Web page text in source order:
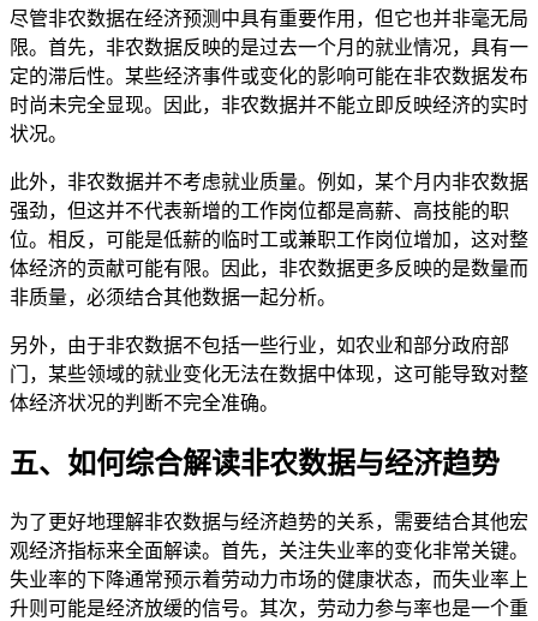
尽管非农数据在经济预测中具有重要作用，但它也并非毫无局
限。首先，非农数据反映的是过去一个月的就业情况，具有一
定的滞后性。某些经济事件或变化的影响可能在非农数据发布
时尚未完全显现。因此，非农数据并不能立即反映经济的实时
状况。
此外，非农数据并不考虑就业质量。例如，某个月内非农数据
强劲，但这并不代表新增的工作岗位都是高薪、高技能的职
位。相反，可能是低薪的临时工或兼职工作岗位增加，这对整
体经济的贡献可能有限。因此，非农数据更多反映的是数量而
非质量，必须结合其他数据一起分析。
另外，由于非农数据不包括一些行业，如农业和部分政府部
门，某些领域的就业变化无法在数据中体现，这可能导致对整
体经济状况的判断不完全准确。
五、如何综合解读非农数据与经济趋势
为了更好地理解非农数据与经济趋势的关系，需要结合其他宏
观经济指标来全面解读。首先，关注失业率的变化非常关键。
失业率的下降通常预示着劳动力市场的健康状态，而失业率上
升则可能是经济放缓的信号。其次，劳动力参与率也是一个重